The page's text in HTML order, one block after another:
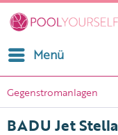
Menü
Gegenstromanlagen
BADU Jet Stella